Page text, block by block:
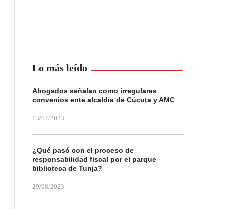
Lo más leído
Abogados señalan como irregulares
convenios ente alcaldía de Cúcuta y AMC
13/07/2023
¿Qué pasó con el proceso de
responsabilidad fiscal por el parque
biblioteca de Tunja?
29/08/2023